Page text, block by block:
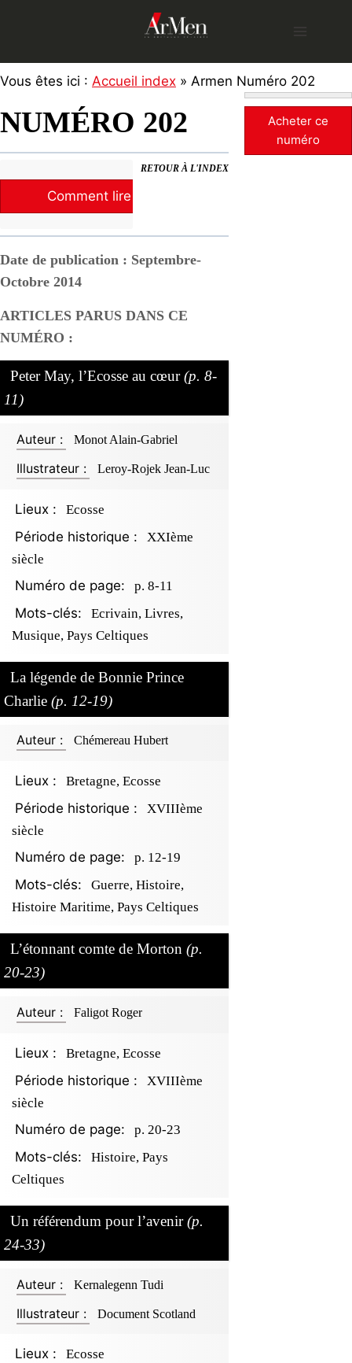
Vous êtes ici : Accueil index » Armen Numéro 202
NUMÉRO 202
RETOUR À L'INDEX
Comment lire la revue ?
Date de publication : Septembre-
Octobre 2014
ARTICLES PARUS DANS CE
NUMÉRO :
Peter May, l’Ecosse au cœur(p. 8-
11)
Auteur : Monot Alain-Gabriel
Illustrateur : Leroy-Rojek Jean-Luc
Lieux : Ecosse
Période historique :
XXIème
siècle
Numéro de page: p. 8-11
Mots-clés:
Ecrivain, Livres,
Musique, Pays Celtiques
La légende de Bonnie Prince
Charlie (p. 12-19)
Auteur : Chémereau Hubert
Lieux : Bretagne, Ecosse
Période historique :
XVIIIème
siècle
Numéro de page: p. 12-19
Mots-clés:
Guerre, Histoire,
Histoire Maritime, Pays Celtiques
L’étonnant comte de Morton (p.
20-23)
Auteur : Faligot Roger
Lieux : Bretagne, Ecosse
Période historique :
XVIIIème
siècle
Numéro de page: p. 20-23
Mots-clés:
Histoire, Pays
Celtiques
Un référendum pour l’avenir(p.
24-33)
Auteur : Kernalegenn Tudi
Illustrateur : Document Scotland
Lieux : Ecosse
Acheter ce
numéro